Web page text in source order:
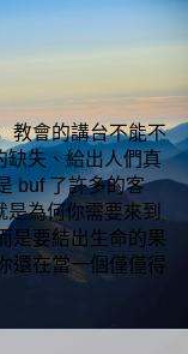
教會的講台不能不
缺失、給出人們真
buf 了許多的客
為何你需要來到
是要結出生命的果
還在當一個僅僅得